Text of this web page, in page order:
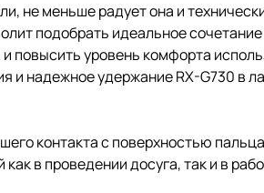
не меньше радует она и
подобрать идеальное
повысить уровень комфорта
надежное удержание RX-G730 в
контакта с поверхностью
в проведении досуга, так и в